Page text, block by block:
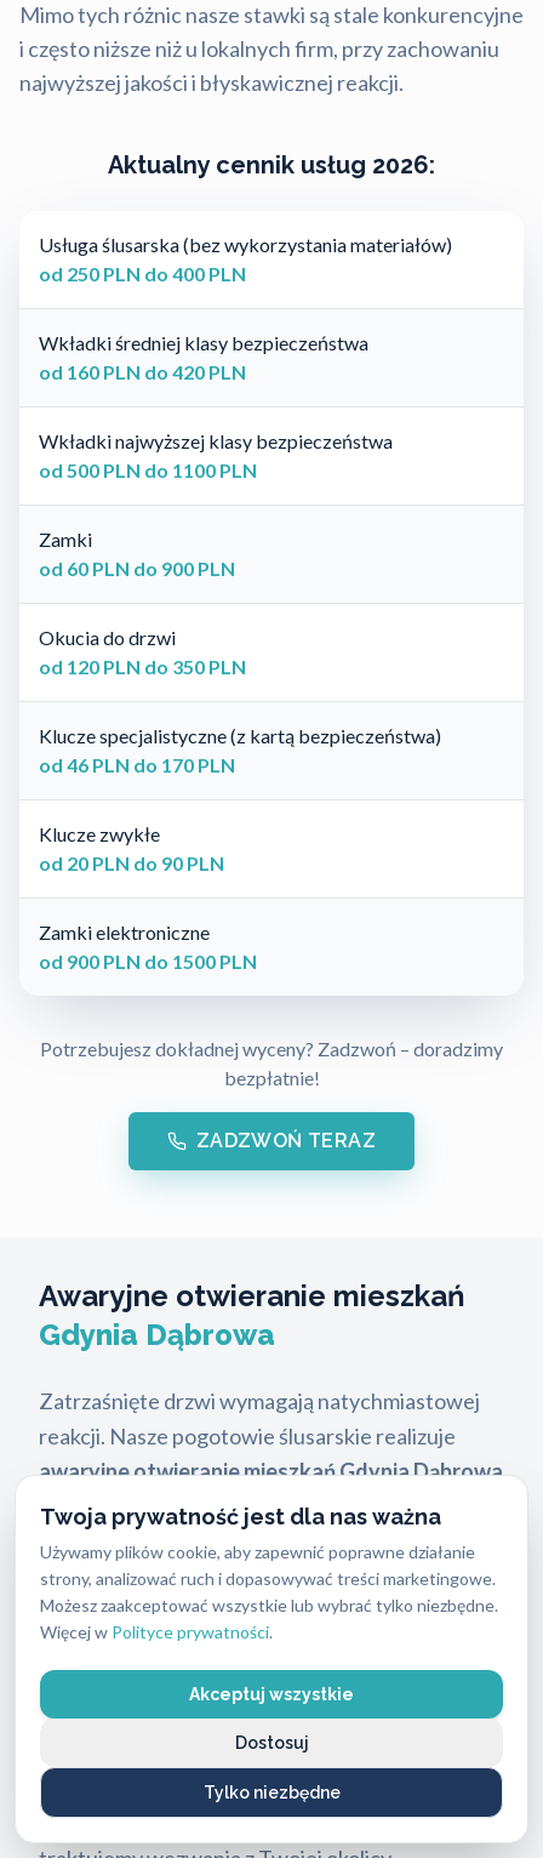
Twoja prywatność jest dla nas ważna
Używamy plików cookie, aby zapewnić poprawne działanie
strony, analizować ruch i dopasowywać treści marketingowe.
Możesz zaakceptować wszystkie lub wybrać tylko niezbędne.
Więcej w Polityce prywatności.
Akceptuj wszystkie
Tylko niezbędne
Dostosuj
Mimo tych różnic nasze stawki są stale konkurencyjne
i często niższe niż u lokalnych firm, przy zachowaniu
najwyższej jakości i błyskawicznej reakcji.
Aktualny cennik usług 2026:
Usługa ślusarska (bez wykorzystania materiałów)
od 250 PLN do 400 PLN
Wkładki średniej klasy bezpieczeństwa
od 160 PLN do 420 PLN
Wkładki najwyższej klasy bezpieczeństwa
od 500 PLN do 1100 PLN
Zamki
od 60 PLN do 900 PLN
Okucia do drzwi
od 120 PLN do 350 PLN
Klucze specjalistyczne (z kartą bezpieczeństwa)
od 46 PLN do 170 PLN
Klucze zwykłe
od 20 PLN do 90 PLN
Zamki elektroniczne
od 900 PLN do 1500 PLN
Potrzebujesz dokładnej wyceny? Zadzwoń – doradzimy
bezpłatnie!
ZADZWOŃ TERAZ
Awaryjne otwieranie mieszkań
Gdynia Dąbrowa
Zatrzaśnięte drzwi wymagają natychmiastowej
reakcji. Nasze pogotowie ślusarskie realizuje
awaryjne otwieranie mieszkań Gdynia Dąbrowa
w czasie do30 minutod przyjęcia zgłoszenia.
Wystarczy zadzwonić pod całodobowy numer
662 869 662. Nie musisz czekać do rana na
pomoc.ABC Zabezpieczeńto zespół
licencjonowanych techników, którzy otwierają
zamki bez uszkodzeń skrzydła drzwiowego.
Działamy szybko, legalnie i z zachowaniem
najwyższych standardów bezpieczeństwa.
Wiemy, jak stresująca jest utrata dostępu do
własnego domu, dlatego priorytetowo